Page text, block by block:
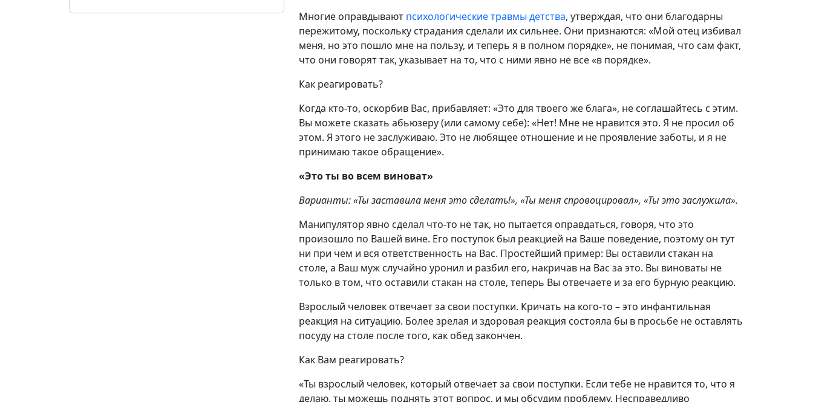
Многие оправдывают психологические травмы детства, утверждая, что они благодарны
пережитому, поскольку страдания сделали их сильнее. Они признаются: «Мой отец избивал
меня, но это пошло мне на пользу, и теперь я в полном порядке», не понимая, что сам факт,
что они говорят так, указывает на то, что с ними явно не все «в порядке».
Как реагировать?
Когда кто-то, оскорбив Вас, прибавляет: «Это для твоего же блага», не соглашайтесь с этим.
Вы можете сказать абьюзеру (или самому себе): «Нет! Мне не нравится это. Я не просил об
этом. Я этого не заслуживаю. Это не любящее отношение и не проявление заботы, и я не
принимаю такое обращение».
«Это ты во всем виноват»
Варианты: «Ты заставила меня это сделать!», «Ты меня спровоцировал», «Ты это заслужила».
Манипулятор явно сделал что-то не так, но пытается оправдаться, говоря, что это
произошло по Вашей вине. Его поступок был реакцией на Ваше поведение, поэтому он тут
ни при чем и вся ответственность на Вас. Простейший пример: Вы оставили стакан на
столе, а Ваш муж случайно уронил и разбил его, накричав на Вас за это. Вы виноваты не
только в том, что оставили стакан на столе, теперь Вы отвечаете и за его бурную реакцию.
Взрослый человек отвечает за свои поступки. Кричать на кого-то – это инфантильная
реакция на ситуацию. Более зрелая и здоровая реакция состояла бы в просьбе не оставлять
посуду на столе после того, как обед закончен.
Как Вам реагировать?
«Ты взрослый человек, который отвечает за свои поступки. Если тебе не нравится то, что я
делаю, ты можешь поднять этот вопрос, и мы обсудим проблему. Несправедливо